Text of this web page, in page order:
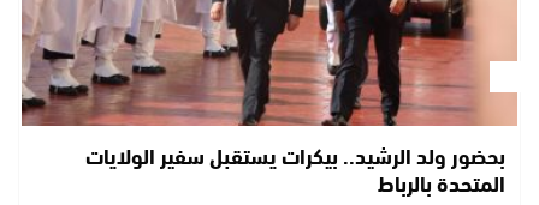
بحضور ولد الرشيد.. بيكرات يستقبل سفير الولايات
المتحدة بالرباط